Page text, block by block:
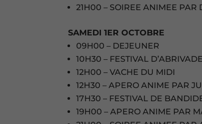
21H00 – SOIREE ANIMEE PAR
SAMEDI 1ER OCTOBRE
09H00 – DEJEUNER
10H30 – FESTIVAL
12H00 – VACHE DU MIDI
12H30 – APERO ANIME PAR
17H30 – FESTIVAL DE
19H00 – APERO ANIME PAR